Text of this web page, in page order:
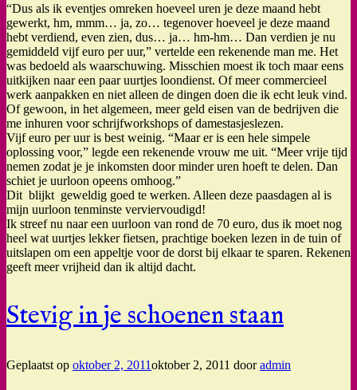
“Dus als ik eventjes omreken hoeveel uren je deze maand hebt
gewerkt, hm, mmm… ja, zo… tegenover hoeveel je deze maand
hebt verdiend, even zien, dus… ja… hm-hm… Dan verdien je nu
gemiddeld vijf euro per uur,” vertelde een rekenende man me. Het
was bedoeld als waarschuwing. Misschien moest ik toch maar eens
uitkijken naar een paar uurtjes loondienst. Of meer commercieel
werk aanpakken en niet alleen de dingen doen die ik echt leuk vind.
Of gewoon, in het algemeen, meer geld eisen van de bedrijven die
me inhuren voor schrijfworkshops of damestasjeslezen.
Vijf euro per uur is best weinig. “Maar er is een hele simpele
oplossing voor,” legde een rekenende vrouw me uit. “Meer vrije tijd
nemen zodat je je inkomsten door minder uren hoeft te delen. Dan
schiet je uurloon opeens omhoog.”
Dit blijkt geweldig goed te werken. Alleen deze paasdagen al is
mijn uurloon tenminste verviervoudigd!
Ik streef nu naar een uurloon van rond de 70 euro, dus ik moet nog
heel wat uurtjes lekker fietsen, prachtige boeken lezen in de tuin of
uitslapen om een appeltje voor de dorst bij elkaar te sparen. Rekenen
geeft meer vrijheid dan ik altijd dacht.
Stevig in je schoenen staan
Geplaatst op oktober 2, 2011oktober 2, 2011 dooradmin